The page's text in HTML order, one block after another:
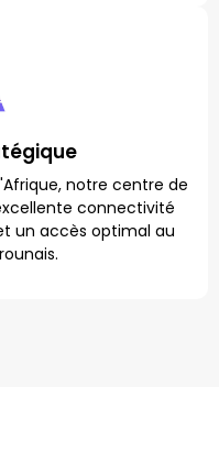
notre centre de
connectivité
un accès optimal au